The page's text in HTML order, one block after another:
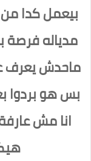
بيعمل كدا
مدياله فرصة
ماحدش يعرف
بس هو بردوا
انا مش